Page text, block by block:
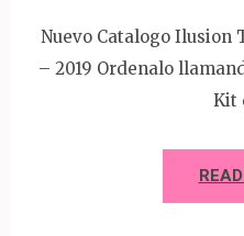
Nuevo Catalogo Ilusion
– 2019 Ordenalo
Kit